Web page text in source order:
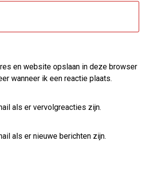
en website opslaan in deze browser
wanneer ik een reactie plaats.
als er vervolgreacties zijn.
als er nieuwe berichten zijn.